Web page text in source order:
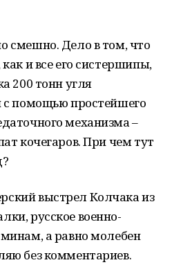
смешно. Дело в том, что
и все его систершипы,
200 тонн угля
с помощью простейшего
механизма –
кочегаров. При чем тут
выстрел Колчака из
русское военно-
а равно молебен
без комментариев.